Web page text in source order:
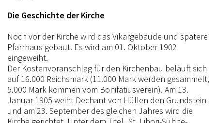
Die Geschichte der Kirche
Noch vor der Kirche wird das Vikargebäude und spätere
Pfarrhaus gebaut. Es wird am 01. Oktober 1902
eingeweiht.
Der Kostenvoranschlag für den Kirchenbau beläuft sich
auf 16.000 Reichsmark (11.000 Mark werden gesammelt,
5.000 Mark kommen vom Bonifatiusverein). Am 13.
Januar 1905 weiht Dechant von Hüllen den Grundstein
und am 23. September des gleichen Jahres wird die